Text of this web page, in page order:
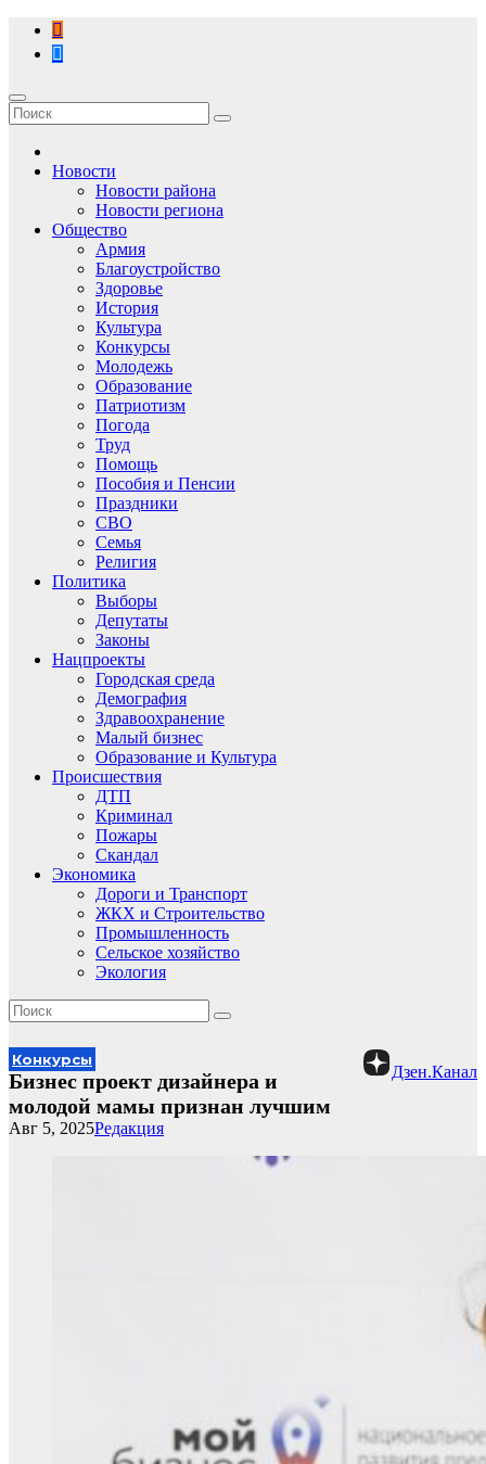
Перейти
содержимому
Новости
Новости района
Новости региона
Общество
Армия
Благоустройство
Здоровье
История
Культура
Конкурсы
Молодежь
Образование
Патриотизм
Погода
Труд
Помощь
Пособия и Пенсии
Праздники
СВО
Семья
Религия
Политика
Выборы
Депутаты
Законы
Нацпроекты
Городская среда
Демография
Здравоохранение
Малый бизнес
Образование и Культура
Происшествия
ДТП
Криминал
Пожары
Скандал
Экономика
Дороги и Транспорт
ЖКХ и Строительство
Промышленность
Сельское хозяйство
Экология
Конкурсы
Дзен.Канал
Бизнес проект дизайнера и
молодой мамы признан лучшим
Редакция
Авг 5, 2025